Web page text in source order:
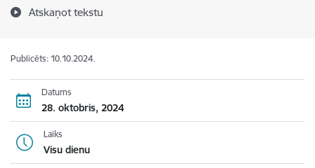
Atskaņot tekstu
Publicēts: 10.10.2024.
Datums
28. oktobris, 2024
Laiks
Visu dienu